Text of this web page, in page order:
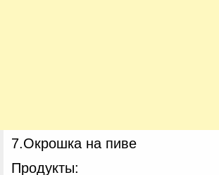
7.Окрошка на пиве
Продукты: